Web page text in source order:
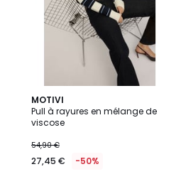
MOTIVI
Pull à rayures en mélange de
viscose
54,90 €
27,45 € -50%
2
Couleurs